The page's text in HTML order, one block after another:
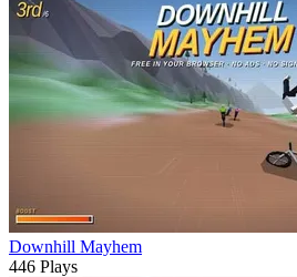
Downhill Mayhem
446 Plays